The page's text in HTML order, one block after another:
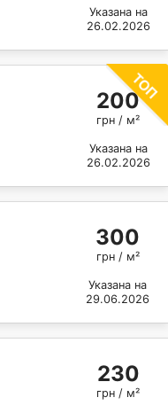
Указана на
26.02.2026
200
грн / м²
Указана на
26.02.2026
300
грн / м²
Указана на
29.06.2026
230
грн / м²